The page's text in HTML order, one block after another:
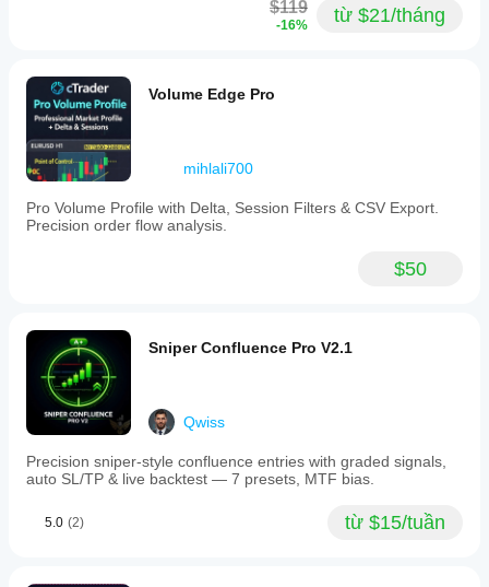
$119
-16% từ $21/tháng
Volume Edge Pro
mihlali700
Pro Volume Profile with Delta, Session Filters & CSV Export.
Precision order flow analysis.
$50
Sniper Confluence Pro V2.1
Qwiss
Precision sniper-style confluence entries with graded signals,
auto SL/TP & live backtest — 7 presets, MTF bias.
5.0 (2) từ $15/tuần